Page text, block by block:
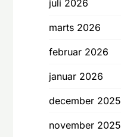
juli 2026
marts 2026
februar 2026
januar 2026
december 2025
november 2025